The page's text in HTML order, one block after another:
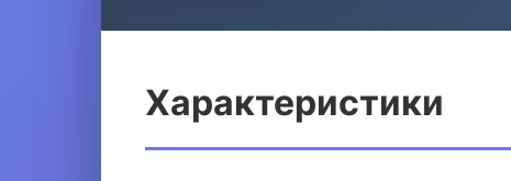
Характеристики